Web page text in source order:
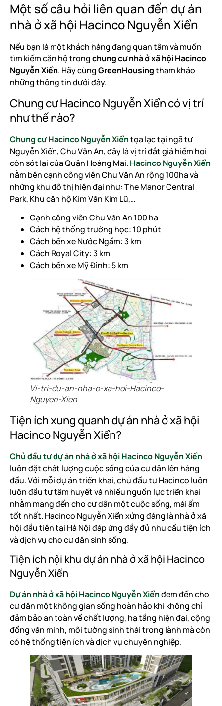
Một số câu hỏi liên quan đến dự án
nhà ở xã hội Hacinco Nguyễn Xiển
Nếu bạn là một khách hàng đang quan tâm và muốn
tìm kiếm căn hộ trongchung cư nhà ở xã hội Hacinco
Nguyễn Xiển. Hãy cùngGreenHousingtham khảo
những thông tin dưới đây.
Chung cư Hacinco Nguyễn Xiển có vị trí
như thế nào?
Chung cư Hacinco Nguyễn Xiểntọa lạc tại ngã tư
Nguyễn Xiển, Chu Văn An, đây là vị trí đắt giá hiếm hoi
còn sót lại của Quận Hoàng Mai. Hacinco Nguyễn Xiển
nằm bên cạnh công viên Chu Văn An rộng 100ha và
những khu đô thị hiện đại như: The Manor Central
Park, Khu căn hộ Kim Văn Kim Lũ,…
Cạnh công viên Chu Văn An 100 ha
Cách hệ thống trường học: 10 phút
Cách bến xe Nước Ngầm: 3 km
Cách Royal City: 3 km
Cách bến xe Mỹ Đình: 5 km
Vi-tri-du-an-nha-o-xa-hoi-Hacinco-
Nguyen-Xien
Tiện ích xung quanh dự án nhà ở xã hội
Hacinco Nguyễn Xiển?
Chủ đầu tư dự án nhà ở xã hội Hacinco Nguyễn Xiển
luôn đặt chất lượng cuộc sống của cư dân lên hàng
đầu. Với mỗi dự án triển khai, chủ đầu tư Hacinco luôn
luôn đầu tư tâm huyết và nhiều nguồn lực triển khai
nhằm mang đến cho cư dân một cuộc sống, mái ấm
tốt nhất. Hacinco Nguyễn Xiển xứng đáng là nhà ở xã
hội đầu tiên tại Hà Nội đáp ứng đầy đủ nhu cầu tiện ích
và dịch vụ cho cư dân sinh sống.
Tiện ích nội khu dự án nhà ở xã hội Hacinco
Nguyễn Xiển
Dự án nhà ở xã hội Hacinco Nguyễn Xiểnđem đến cho
cư dân một không gian sống hoàn hảo khi không chỉ
đảm bảo an toàn về chất lượng, hạ tầng hiện đại, cộng
đồng văn minh, môi tường sinh thái trong lành mà còn
có hệ thống tiện ích và dịch vụ chuyên nghiệp.